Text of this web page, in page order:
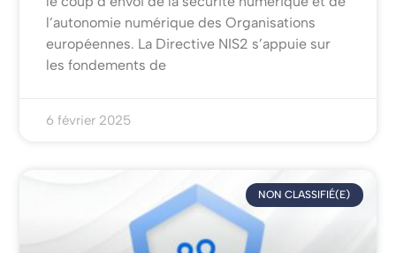
l’autonomie numérique des Organisations
européennes. La Directive NIS2 s’appuie sur
les fondements de
6 février 2025
NON CLASSIFIÉ(E)